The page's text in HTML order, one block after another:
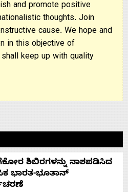
and promote positive
thoughts. Join
cause. We hope and
in this objective of
keep up with quality
ಶಿಬಿರಗಳನ್ನು ನಾಶಪಡಿಸಿದ
ಭಾರತ-ಭೂತಾನ್